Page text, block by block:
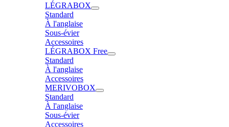
LÉGRABOX
Standard
À l'anglaise
Sous-évier
Accessoires
LÉGRABOX Free
Standard
À l'anglaise
Accessoires
MERIVOBOX
Standard
À l'anglaise
Sous-évier
Accessoires